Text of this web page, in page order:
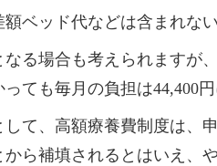
ベッド代などは含まれな
る場合も考えられますが
ても毎月の負担は44,400
て、高額療養費制度は、
ら補填されるとはいえ、